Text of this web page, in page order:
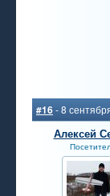
#16- 8
Алексей